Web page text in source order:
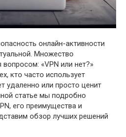
онлайн-активности
Множество
«VPN или нет?»
кто часто использует
удаленно или просто ценит
статье мы подробно
его преимущества и
обзор лучших решений